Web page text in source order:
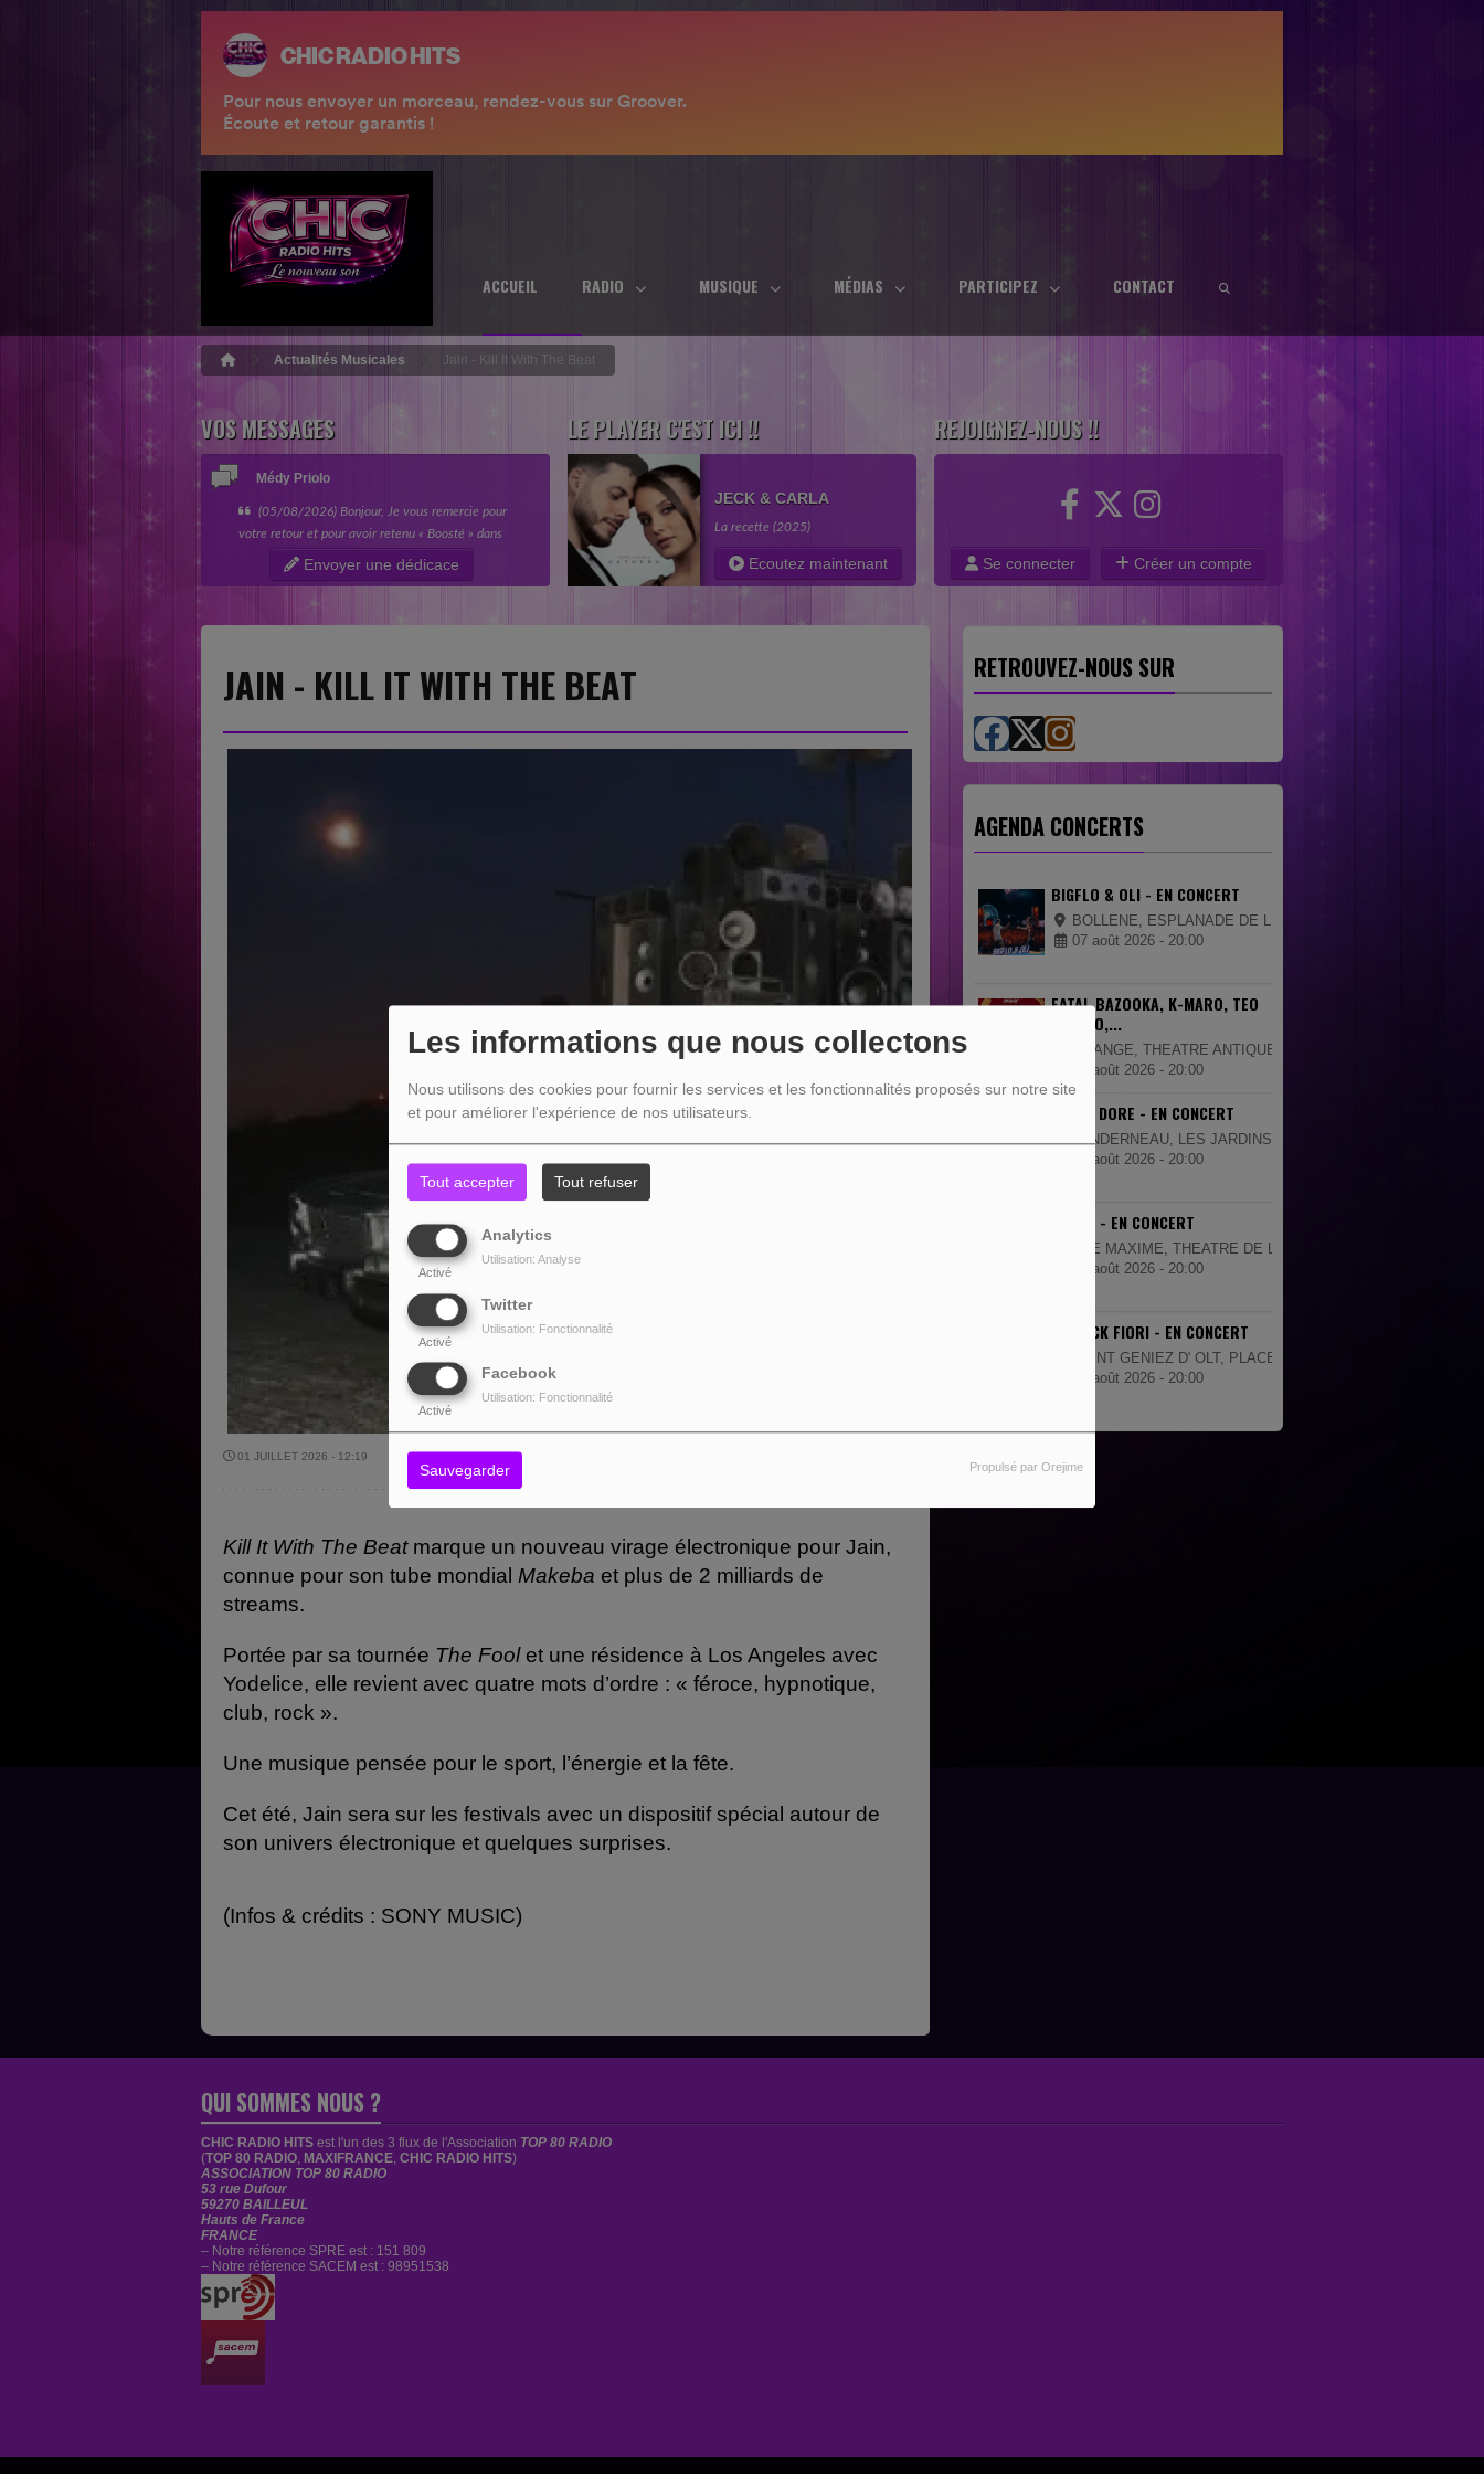
Les informations que nous collectons
Nous utilisons des cookies pour fournir les services et les fonctionnalités proposés sur notre site
et pour améliorer l'expérience de nos utilisateurs.
Tout accepter Tout refuser
Analytics
Activé
Utilisation: Analyse
Twitter
Activé
Utilisation: Fonctionnalité
Facebook
Activé
Utilisation: Fonctionnalité
Sauvegarder Propulsé par Orejime
ACCUEIL RADIO MUSIQUE MÉDIAS PARTICIPEZ CONTACT
Actualités Musicales Jain - Kill It With The Beat
VOS MESSAGES
Amari Jaxx
(05/08/2026) Bonjour Jacky, Thank you very
much for your support and for your promise to share
“A Better Place.” I really appreciate you taking the
time to listen to my music...
Envoyer une dédicace
LE PLAYER C'EST ICI !!
JECK & CARLA
La recette (2025)
Ecoutez maintenant
REJOIGNEZ-NOUS !!
Se connecter Créer un compte
JAIN - KILL IT WITH THE BEAT
01 JUILLET 2026 - 12:19
Kill It With The Beatmarque un nouveau virage électronique pour Jain,
connue pour son tube mondial Makeba et plus de 2 milliards de
streams.
Portée par sa tournée The Foolet une résidence à Los Angeles avec
Yodelice, elle revient avec quatre mots d’ordre : « féroce, hypnotique,
club, rock ».
Une musique pensée pour le sport, l’énergie et la fête.
Cet été, Jain sera sur les festivals avec un dispositif spécial autour de
son univers électronique et quelques surprises.
(Infos & crédits : SONY MUSIC)
RETROUVEZ-NOUS SUR
AGENDA CONCERTS
BIGFLO & OLI - EN CONCERT
BOLLENE, ESPLANADE DE LA CIGALIERE
07 août 2026 - 20:00
FATAL BAZOOKA, K-MARO, TEO
LAVABO,...
ORANGE, THEATRE ANTIQUE
07 août 2026 - 20:00
JULIEN DORE - EN CONCERT
LANDERNEAU, LES JARDINS DE LA PALUD
08 août 2026 - 20:00
TRINIX - EN CONCERT
STE MAXIME, THEATRE DE LA MER
08 août 2026 - 20:00
PATRICK FIORI - EN CONCERT
SAINT GENIEZ D' OLT, PLACE DE LA MAIRIE
08 août 2026 - 20:00
QUI SOMMES NOUS ?
CHIC RADIO HITS est l'un des 3 flux de l'Association TOP 80 RADIO
(TOP 80 RADIO, MAXIFRANCE, CHIC RADIO HITS)
ASSOCIATION TOP 80 RADIO
53 rue Dufour
59270 BAILLEUL
Hauts de France
FRANCE
– Notre référence SPRE est : 151 809
– Notre référence SACEM est : 98951538